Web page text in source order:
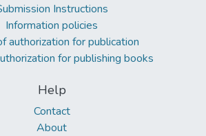
Instructions
Information policies
authorization for publication
for publishing books
Help
Contact
About